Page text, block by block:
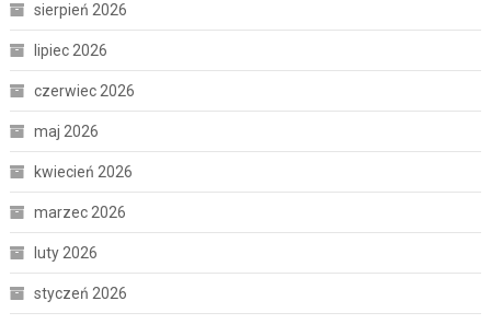
sierpień 2026
lipiec 2026
czerwiec 2026
maj 2026
kwiecień 2026
marzec 2026
luty 2026
styczeń 2026